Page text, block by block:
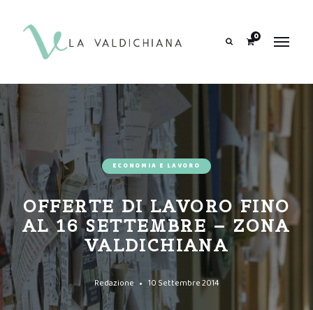
0
ECONOMIA E LAVORO
OFFERTE DI LAVORO FINO
AL 16 SETTEMBRE – ZONA
VALDICHIANA
Redazione 10 Settembre 2014